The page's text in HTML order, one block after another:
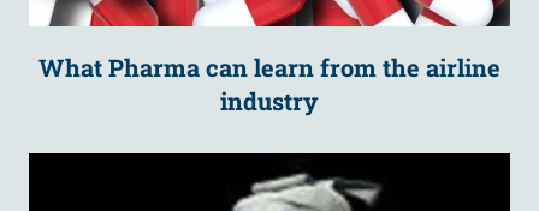
What Pharma can learn from the airline
industry